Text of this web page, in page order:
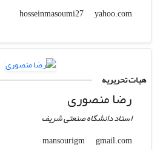
hosseinmasoumi27
yahoo.com
هیات تحریریه
رضا منصوری
استاد دانشگاه صنعتی شریف
mansourigm
gmail.com